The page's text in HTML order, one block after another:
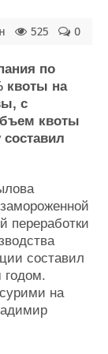
0
525
по
квоты на
с
квоты
переработки
составил
годом.
на